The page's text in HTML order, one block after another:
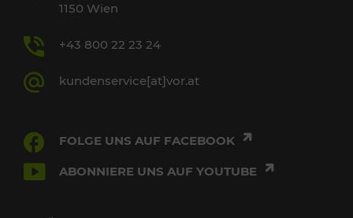
1150 Wien
+43 800 22 23 24
kundenservice[at]vor.at
FOLGE UNS AUF FACEBOOK
ABONNIERE UNS AUF YOUTUBE